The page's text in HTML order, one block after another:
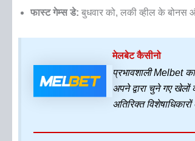
फास्ट गेम्स डे: बुधवार को, लकी व्हील के बोनस
मेलबेट कैसीनो
प्रभावशाली Melbet
अपने द्वारा चुने गए
अतिरिक्त